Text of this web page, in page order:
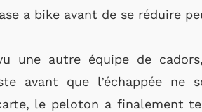
a bike avant de se réduire
une autre équipe de
avant que l’échappée ne
le peloton a finalement